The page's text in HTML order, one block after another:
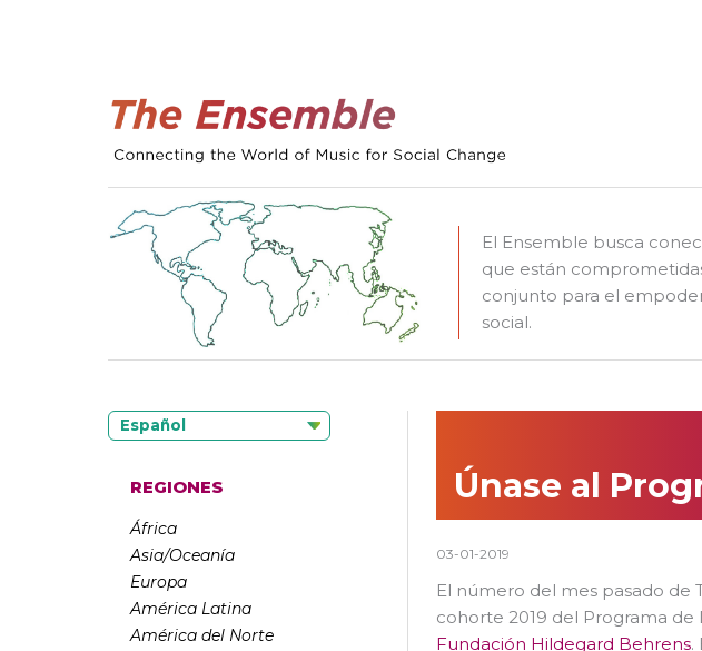
El Ensemble busca
que están
conjunto para el
social.
Español
REGIONES
África
Asia/Oceanía
Europa
América Latina
América del Norte
Únase al
03-01-2019
El número del mes pasado de
cohorte 2019 del Programa de
Fundación Hildegard Behrens.